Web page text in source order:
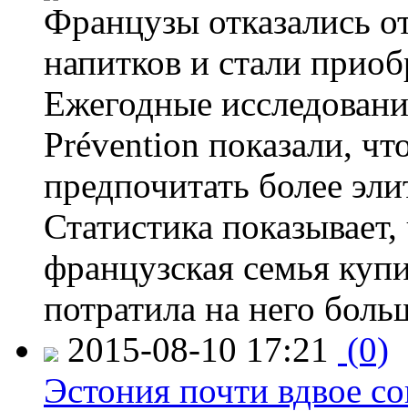
Французы отказались
напитков и стали
Ежегодные
Prévention показали,
предпочитать более
Статистика
французская семья
потратила на него
2015-08-10 17:21 (0)
Эстония почти вдвое